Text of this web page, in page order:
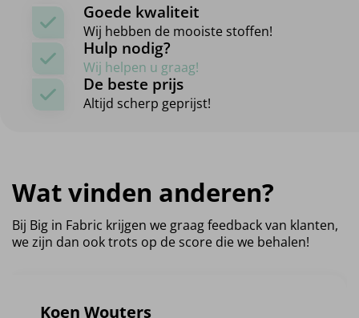
Goede kwaliteit
Wij hebben de mooiste stoffen!
Hulp nodig?
Wij helpen u graag!
De beste prijs
Altijd scherp geprijst!
Wat vinden anderen?
Bij Big in Fabric krijgen we graag feedback van klanten,
we zijn dan ook trots op de score die we behalen!
Koen Wouters